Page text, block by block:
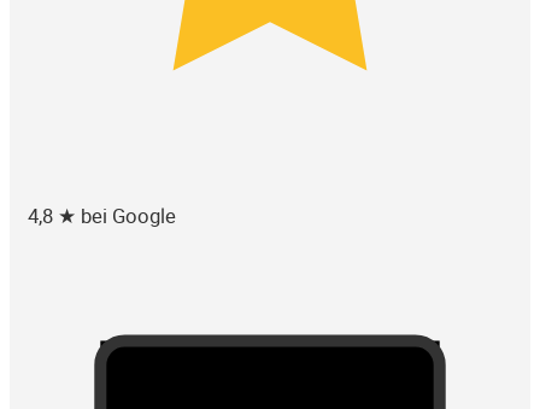
4,8 ★ bei Google